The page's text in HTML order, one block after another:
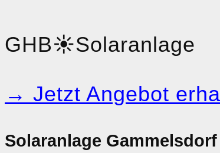
GHB☀️Solaranlage
→ Jetzt Angebot
Solaranlage